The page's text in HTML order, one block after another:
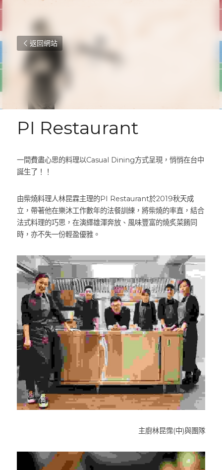
返回網站
PI Restaurant
一間費盡心思的料理以Casual Dining方式呈現，悄悄在台中
誕生了！！
由柴燒料理人林昆霖主理的PI Restaurant於2019秋天成
立，帶著他在樂沐工作數年的法餐訓練，將柴燒的率直，結合
法式料理的巧思，在演繹雄渾奔放、風味豐富的燒炙菜餚同
時，亦不失一份輕盈優雅。
主廚林昆霈(中)與團隊